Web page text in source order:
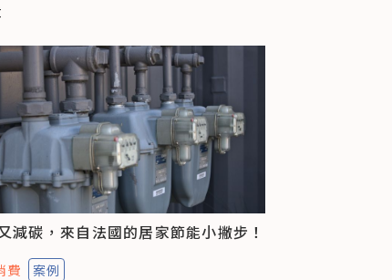
減碳，來自法國的居家節能小撇步！
費
案例